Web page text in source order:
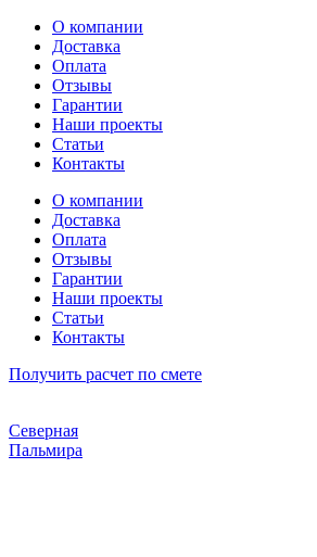
Перейти
содержимому
О компании
Доставка
Оплата
Отзывы
Гарантии
Наши проекты
Статьи
Контакты
О компании
Доставка
Оплата
Отзывы
Гарантии
Наши проекты
Статьи
Контакты
Получить расчет по смете
Северная
Пальмира